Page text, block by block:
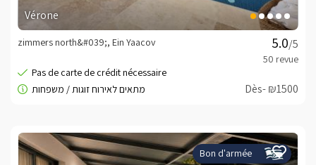
Vérone
/5
zimmers north&#039;, Ein Yaacov
Dès- ₪1500
Bon d'armée